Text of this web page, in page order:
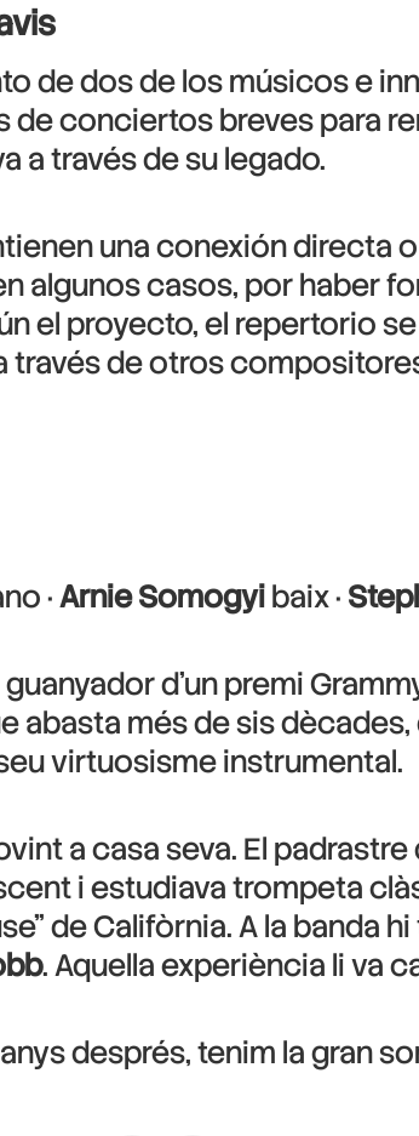
de dos de los músicos e
conciertos breves para
a través de su legado.
una conexión directa
algunos casos, por haber
el proyecto, el repertorio
través de otros
·Arnie Somogyibaix ·
d’un premi
abasta més de sis
virtuosisme instrumental.
a casa seva. El padrastre
i estudiava trompeta
de Califòrnia. A la banda
. Aquella experiència li va
després, tenim la gran